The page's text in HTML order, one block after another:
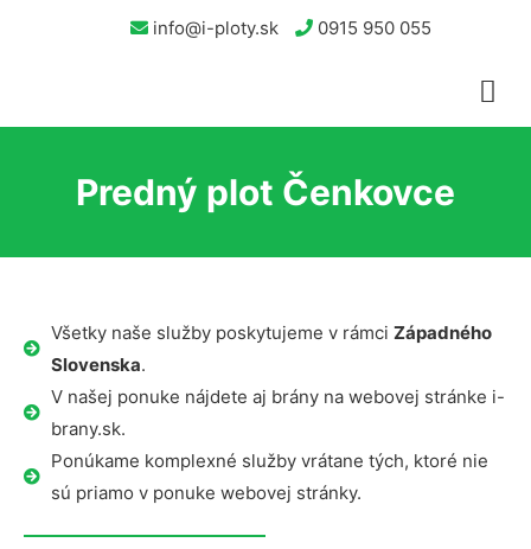
info@i-ploty.sk 0915 950 055
Predný plot Čenkovce
Všetky naše služby poskytujeme v rámci Západného
Slovenska.
V našej ponuke nájdete aj brány na webovej stránke i-
brany.sk.
Ponúkame komplexné služby vrátane tých, ktoré nie
sú priamo v ponuke webovej stránky.